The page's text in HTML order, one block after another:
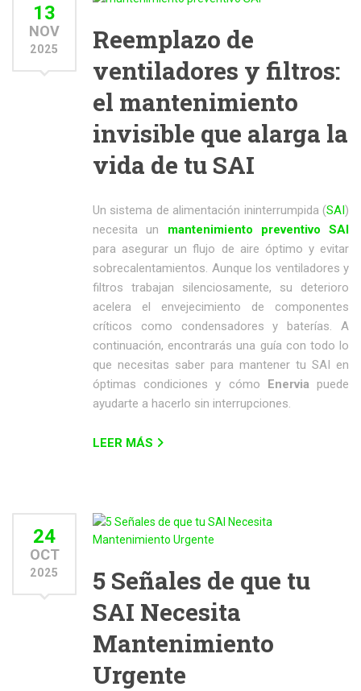
13
NOV
2025
Reemplazo de
ventiladores y filtros:
el mantenimiento
invisible que alarga la
vida de tu SAI
Un sistema de alimentación ininterrumpida (SAI)
necesita un mantenimiento preventivo SAI
para asegurar un flujo de aire óptimo y evitar
sobrecalentamientos. Aunque los ventiladores y
filtros trabajan silenciosamente, su deterioro
acelera el envejecimiento de componentes
críticos como condensadores y baterías. A
continuación, encontrarás una guía con todo lo
que necesitas saber para mantener tu SAI en
óptimas condiciones y cómo Enerviapuede
ayudarte a hacerlo sin interrupciones.
LEER MÁS
24
OCT
2025
5 Señales de que tu
SAI Necesita
Mantenimiento
Urgente